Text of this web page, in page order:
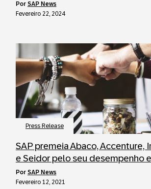
por SAP News
Fevereiro 22, 2024
Press Release
SAP premeia Abaco, Accenture,
e Seidor pelo seu desempenho
por SAP News
Fevereiro 12, 2021